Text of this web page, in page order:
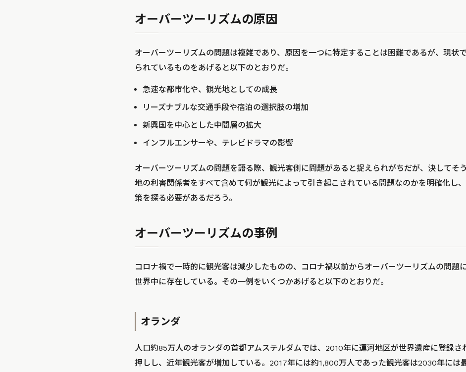
オーバーツーリズムの原因
オーバーツーリズムの問題は複雑であり、原因を一つに特定することは困難であるが、現状
られているものをあげると以下のとおりだ。
急速な都市化や、観光地としての成長
リーズナブルな交通手段や宿泊の選択肢の増加
新興国を中心とした中間層の拡大
インフルエンサーや、テレビドラマの影響
オーバーツーリズムの問題を語る際、観光客側に問題があると捉えられがちだが、決してそ
地の利害関係者をすべて含めて何が観光によって引き起こされている問題なのかを明確化し
策を探る必要があるだろう。
オーバーツーリズムの事例
コロナ禍で一時的に観光客は減少したものの、コロナ禍以前からオーバーツーリズムの問題
世界中に存在している。その一例をいくつかあげると以下のとおりだ。
オランダ
人口約85万人のオランダの首都アムステルダムでは、2010年に運河地区が世界遺産に登録さ
押しし、近年観光客が増加している。2017年には約1,800万人であった観光客は2030年には